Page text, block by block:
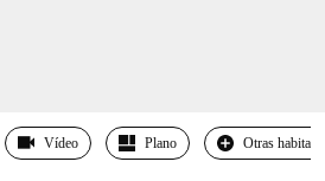
Vídeo Plano Otras